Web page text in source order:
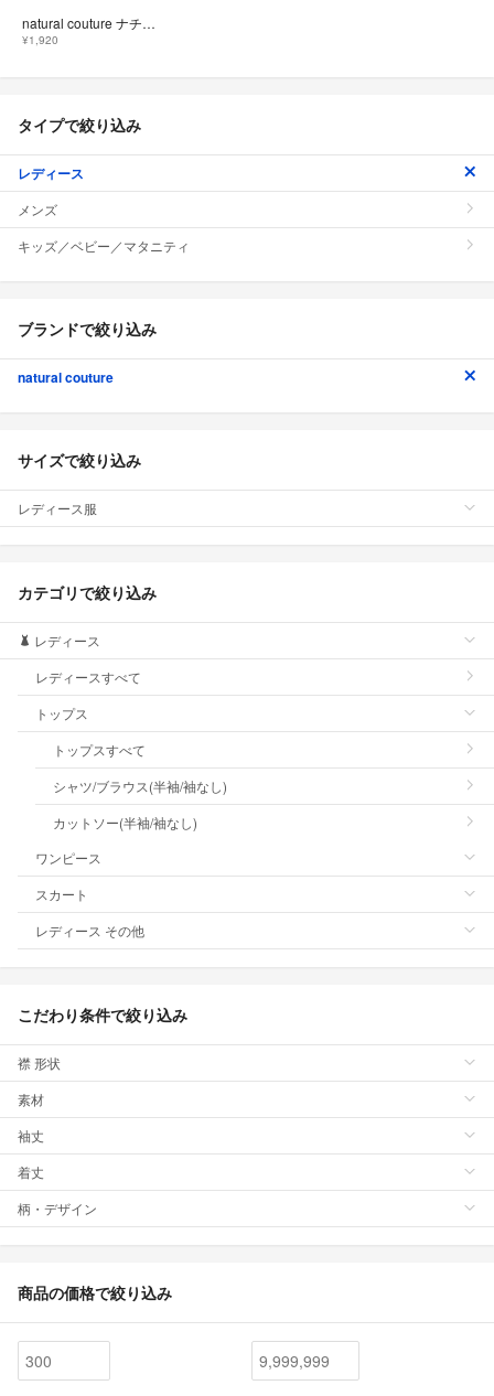
natural couture ナチュラルクチュール 花柄 オフショルダー ブラウス シャツ 紺 ■◆ レディース
¥1,920
タイプで絞り込み
レディース
メンズ
キッズ／ベビー／マタニティ
ブランドで絞り込み
natural couture
サイズで絞り込み
レディース服
カテゴリで絞り込み
レディース
レディースすべて
トップス
トップスすべて
シャツ/ブラウス(半袖/袖なし)
カットソー(半袖/袖なし)
ワンピース
スカート
レディース その他
こだわり条件で絞り込み
襟 形状
素材
袖丈
着丈
柄・デザイン
商品の価格で絞り込み